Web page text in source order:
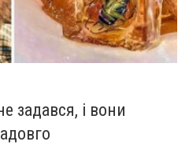
задався, і вони